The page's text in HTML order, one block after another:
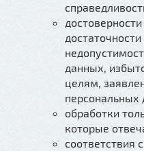
данных,
целям,
персональных
обработки
которые
соответствия